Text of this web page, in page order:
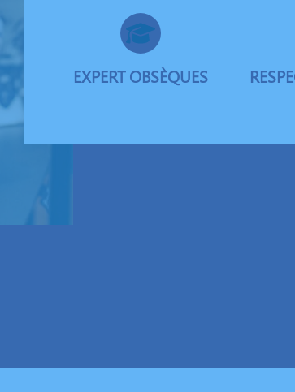
EXPERT OBSÈQUES